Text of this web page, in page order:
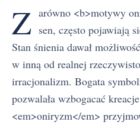
Z arówno <b>motywy
sen, często pojawiają
Stan śnienia dawał
w inną od realnej
irracjonalizm. Bogata
pozwalała wzbogacać
<em>oniryzm</em>